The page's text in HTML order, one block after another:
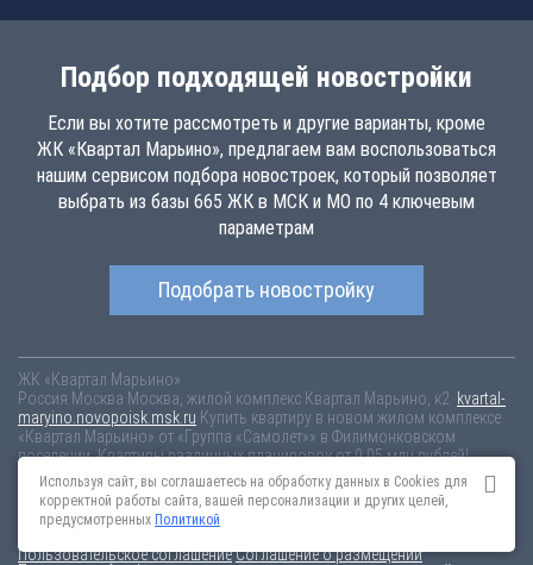
Подбор подходящей новостройки
Если вы хотите рассмотреть и другие варианты, кроме
ЖК «Квартал Марьино», предлагаем вам воспользоваться
нашим сервисом подбора новостроек, который позволяет
выбрать из базы 665 ЖК в МСК и МО по 4 ключевым
параметрам
Подобрать новостройку
ЖК «Квартал Марьино»
Россия Москва Москва, жилой комплекс Квартал Марьино, к2 kvartal-
maryino.novopoisk.msk.ru Купить квартиру в новом жилом комплексе
«Квартал Марьино» от «Группа «Самолет»» в Филимонковском
поселении. Квартиры различных планировок от 9.05 млн рублей!
Новостройки Санкт-ПетербургаНовостройки Москвы
Информация на сайте взята из открытых источников, не является
Пользовательское соглашениеСоглашение о размещении
Используя сайт, вы соглашаетесь на обработку данных в Cookies для
корректной работы сайта, вашей персонализации и других целей,
предусмотренных Политикой